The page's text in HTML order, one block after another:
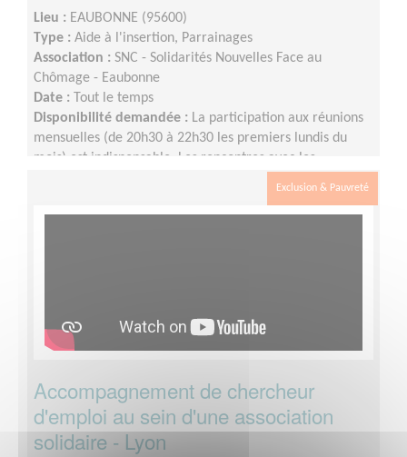
Lieu : EAUBONNE (95600)
Type : Aide à l'insertion, Parrainages
Association : SNC - Solidarités Nouvelles Face au
Chômage - Eaubonne
Date :
Tout le temps
Disponibilité demandée : La participation aux réunions
mensuelles (de 20h30 à 22h30 les premiers lundis du
mois) est indispensable. Les rencontres avec les
accompagnateurs bénévoles). En moyenne, il faut
Exclusion & Pauvreté
Accompagnement de chercheur
d'emploi au sein d'une association
solidaire - Lyon